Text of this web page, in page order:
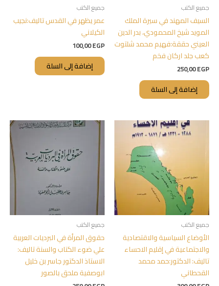
جميع الكتب
السيف المهند في سيرة الملك
المويد شيخ المحمودي، بدر الدين
العيني حققة:فهيم محمد شلتوت
كعب جلد اركان فخم
250,00EGP
إضافة إلى السلة
جميع الكتب
عمر يظهر في القدس تاليف:نجيب
الكيلاني
100,00EGP
إضافة إلى السلة
جميع الكتب
الأوضاع السياسية والاقتصادية
والاجتماعية في إقليم الاحساء
تاليف: الدكتور:حمد محمد
القحطاني
جميع الكتب
حقوق المرأة في البرديات العربية
علي ضوء الكتاب والسنة تاليف:
الاستاذ الدكتور جاسر بن خليل
ابوصفية ملحق بالصور